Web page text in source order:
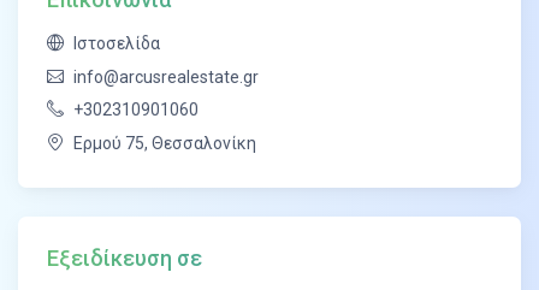
κλίμακας τοπικής αγοράς.
Ιστοσελίδα
info@arcusrealestate.gr
+302310901060
Ερμού 75, Θεσσαλονίκη
Εξειδίκευση σε